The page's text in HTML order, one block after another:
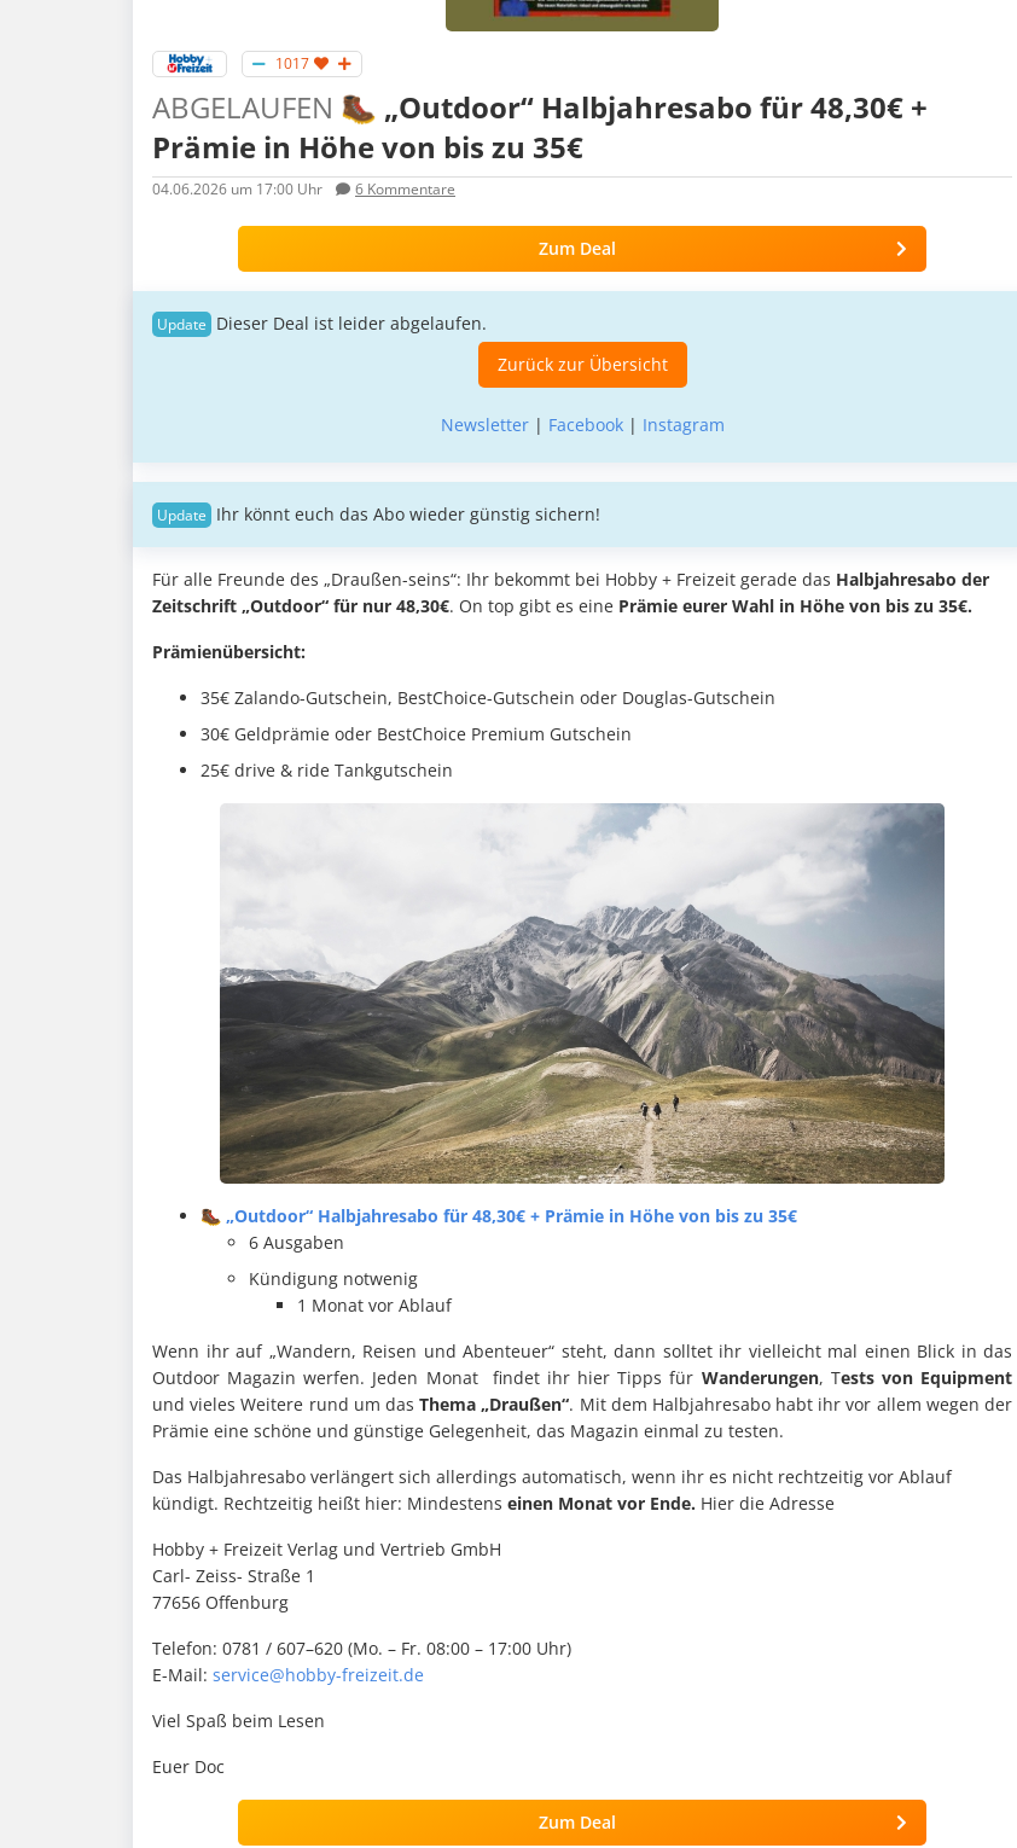
1017
ABGELAUFEN 🥾 „Outdoor“ Halbjahresabo für 48,30€ +
Prämie in Höhe von bis zu 35€
04.06.2026 um 17:00 Uhr 6 Kommentare
Zum Deal
Dieser Deal ist leider abgelaufen.
Zurück zur Übersicht
Newsletter| Facebook| Instagram
Ihr könnt euch das Abo wieder günstig sichern!
Für alle Freunde des „Draußen-seins“: Ihr bekommt bei Hobby + Freizeit gerade das Halbjahresabo der
Zeitschrift „Outdoor“ für nur 48,30€. On top gibt es eine Prämie eurer Wahl in Höhe von bis zu 35€.
Prämienübersicht:
35€ Zalando-Gutschein, BestChoice-Gutschein oder Douglas-Gutschein
30€ Geldprämie oder BestChoice Premium Gutschein
25€ drive & ride Tankgutschein
🥾 „Outdoor“ Halbjahresabo für 48,30€ + Prämie in Höhe von bis zu 35€
6 Ausgaben
Kündigung notwenig
1 Monat vor Ablauf
Wenn ihr auf „Wandern, Reisen und Abenteuer“ steht, dann solltet ihr vielleicht mal einen Blick in das
Outdoor Magazin werfen. Jeden Monat findet ihr hier Tipps für Wanderungen, Tests von Equipment
und vieles Weitere rund um dasThema „Draußen“. Mit dem Halbjahresabo habt ihr vor allem wegen der
Prämie eine schöne und günstige Gelegenheit, das Magazin einmal zu testen.
Das Halbjahresabo verlängert sich allerdings automatisch, wenn ihr es nicht rechtzeitig vor Ablauf
kündigt. Rechtzeitig heißt hier: Mindestens einen Monat vor Ende. Hier die Adresse
Hobby + Freizeit Verlag und Vertrieb GmbH
Carl- Zeiss- Straße 1
77656 Offenburg
Telefon: 0781 / 607–620 (Mo. – Fr. 08:00 – 17:00 Uhr)
E-Mail: service@hobby-freizeit.de
Viel Spaß beim Lesen
Euer Doc
Zum Deal